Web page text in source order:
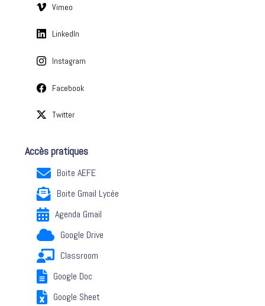
Vimeo
LinkedIn
Instagram
Facebook
Twitter
Accès pratiques
Boite AEFE
Boite Gmail Lycée
Agenda Gmail
Google Drive
Classroom
Google Doc
Google Sheet